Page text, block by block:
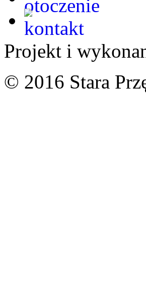
Projekt i
© 2016 Stara